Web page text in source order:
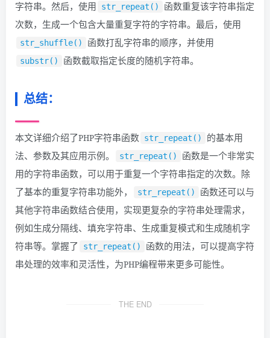
字符串。然后，使用
str_repeat()
函数重复该字符串指定
次数，生成一个包含大量重复字符的字符串。最后，使用
str_shuffle() 函数打乱字符串的顺序，并使用
substr() 函数截取指定长度的随机字符串。
总结：
本文详细介绍了PHP字符串函数 str_repeat()
的基本用
法、参数及其应用示例。
str_repeat()
函数是一个非常实
用的字符串函数，可以用于重复一个字符串指定的次数。除
了基本的重复字符串功能外，
str_repeat()
函数还可以与
其他字符串函数结合使用，实现更复杂的字符串处理需求，
例如生成分隔线、填充字符串、生成重复模式和生成随机字
符串等。掌握了
str_repeat()
函数的用法，可以提高字符
串处理的效率和灵活性，为PHP编程带来更多可能性。
THE END